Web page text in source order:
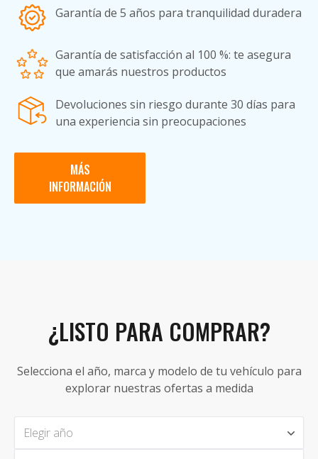
Garantía de 5 años para tranquilidad duradera
Garantía de satisfacción al 100 %: te asegura
que amarás nuestros productos
Devoluciones sin riesgo durante 30 días para
una experiencia sin preocupaciones
MÁS
INFORMACIÓN
¿LISTO PARA COMPRAR?
Selecciona el año, marca y modelo de tu vehículo para
explorar nuestras ofertas a medida
Elegir año